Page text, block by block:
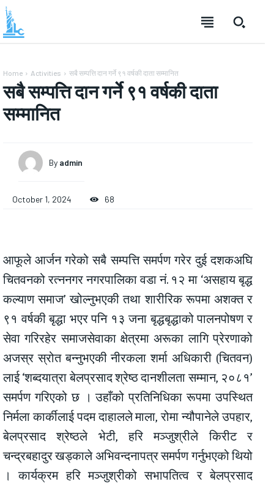
Home Activities सबै सम्पत्ति दान गर्ने ९१ वर्षकी दाता सम्मानित
सबै सम्पत्ति दान गर्ने ९१ वर्षकी दाता
सम्मानित
By admin
October 1, 2024 68
आफूले आर्जन गरेको सबै सम्पत्ति समर्पण गरेर दुई दशकअघि
चितवनको रत्ननगर नगरपालिका वडा नं. १२ मा ‘असहाय बृद्ध
कल्याण समाज’ खोल्नुभएकी तथा शारीरिक रूपमा अशक्त र
९१ वर्षकी बृद्धा भएर पनि १३ जना बृद्धबृद्धाको पालनपोषण र
सेवा गरिरहेर समाजसेवाका क्षेत्रमा अरूका लागि प्रेरणाको
अजस्र स्रोत बन्नुभएकी नीरकला शर्मा अधिकारी (चितवन)
लाई ‘शब्दयात्रा बेलप्रसाद श्रेष्ठ दानशीलता सम्मान, २०८१’
समर्पण गरिएको छ । उहाँको प्रतिनिधिका रूपमा उपस्थित
निर्मला कार्कीलाई पदम दाहालले माला, रोमा न्यौपानेले उपहार,
बेलप्रसाद श्रेष्ठले भेटी, हरि मञ्जुश्रीले किरीट र
चन्द्रबहादुर खड्काले अभिवन्दनापत्र समर्पण गर्नुभएको थियो
। कार्यक्रम हरि मञ्जुश्रीको सभापतित्व र बेलप्रसाद